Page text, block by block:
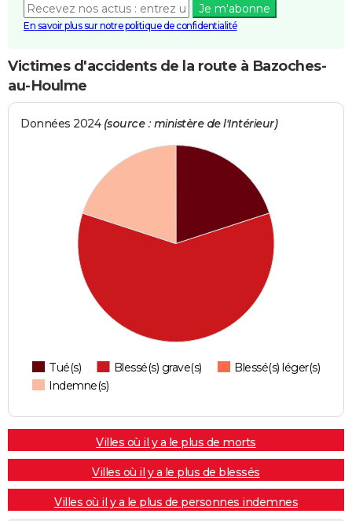
Je m'abonne
En savoir plus sur notre politique de confidentialité
Victimes d'accidents de la route à Bazoches-
au-Houlme
Données 2024 (source : ministère de l'Intérieur)
Tué(s) Blessé(s) grave(s)
Blessé(s) léger(s)
Indemne(s)
Villes où il y a le plus de morts
Villes où il y a le plus de blessés
Villes où il y a le plus de personnes indemnes